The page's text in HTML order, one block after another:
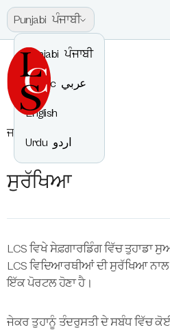
Punjabi ਪੰਜਾਬੀ
Punjabi ਪੰਜਾਬੀ
Arabic عربي
English
Urdu اردو
ਜਾਣਕਾਰੀ
ਸੁਰੱਖਿਆ
LCS ਵਿਖੇ ਸੇਫ਼ਗਾਰਡਿੰਗ ਵਿੱਚ
LCS ਵਿਦਿਆਰਥੀਆਂ ਦੀ ਸੁਰੱਖਿਆ ਨਾਲ
ਇੱਕ ਪੋਰਟਲ ਹੋਣਾ ਹੈ।
ਜੇਕਰ ਤੁਹਾਨੂੰ ਤੰਦਰੁਸਤੀ ਦੇ ਸਬੰਧ ਵਿੱਚ